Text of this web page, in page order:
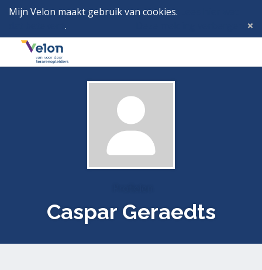
Mijn Velon maakt gebruik van cookies.
.
Menu
Caspar Geraedts